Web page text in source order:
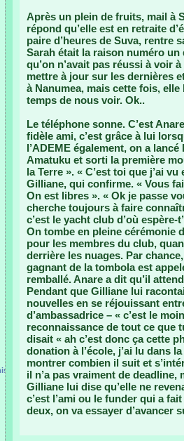
migrantscene
Après un plein de fruits, mail à
répond qu’elle est en retraite
paire d’heures de Suva, rentre
Sarah était la raison numéro
qu’on n’avait pas réussi à voir
mettre à jour sur les dernières
à Nanumea, mais cette fois,
temps de nous voir. Ok..
Le téléphone sonne. C’est
fidèle ami, c’est grâce à lui
l’ADEME également, on a
Amatuku et sorti la première
la Terre ». « C’est toi que j’ai
Gilliane, qui confirme. « Vous
On est libres ». « Ok je passe
cherche toujours à faire
c’est le yacht club d’où
On tombe en pleine cérémonie
pour les membres du club,
derrière les nuages. Par
gagnant de la tombola est
remballé. Anare a dit qu’il
Pendant que Gilliane lui
nouvelles en se réjouissant
d’ambassadrice – « c’est le
reconnaissance de tout ce que
disait « ah c’est donc ça cette
donation à l’école, j’ai lu dans
montrer combien il suit et
il n’a pas vraiment de deadline,
Gilliane lui dise qu’elle ne
c’est l’ami ou le funder qui a
deux, on va essayer d’avancer